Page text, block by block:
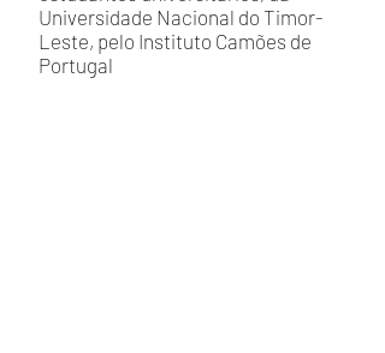
Universidade Nacional do Timor-
Leste, pelo Instituto Camões de
Portugal